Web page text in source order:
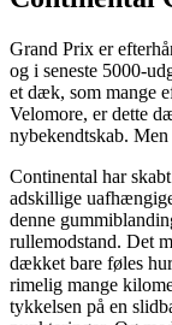
Grand Prix er
og i seneste 5000-
et dæk, som mange
Velomore, er dette
nybekendtskab.
Continental har
adskillige
denne
rullemodstand. Det
dækket bare føles
rimelig mange
tykkelsen på en